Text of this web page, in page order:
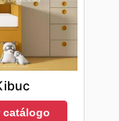
catálogo